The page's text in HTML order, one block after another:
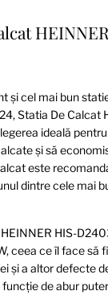
și cel mai bun
Statia De Calcat
ideală
și să
este
dintre cele mai
HIS-
ceea ce îl face să
și a altor defecte
funcție de abur